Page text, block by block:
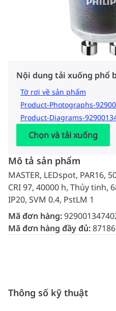
Nội dung tải xuống phổ
Tờ rơi về sản phẩm
Product-Photographs-
Product-Diagrams-
Chọn và tải xuống
Mô tả sản phẩm
MASTER, LEDspot, PAR16,
CRI 97, 40000 h, Thủy tinh,
IP20, SVM 0.4, PstLM 1
Mã đơn hàng:
Mã đơn hàng đầy đủ:
Thông số kỹ thuật